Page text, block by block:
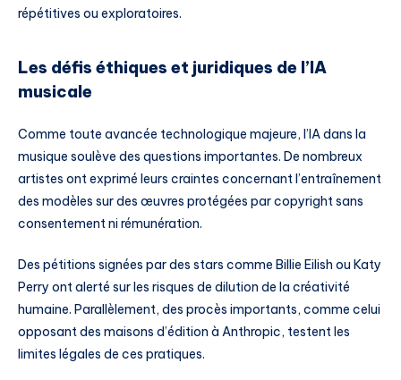
répétitives ou exploratoires.
Les défis éthiques et juridiques de l’IA
musicale
Comme toute avancée technologique majeure, l’IA dans la
musique soulève des questions importantes. De nombreux
artistes ont exprimé leurs craintes concernant l’entraînement
des modèles sur des œuvres protégées par copyright sans
consentement ni rémunération.
Des pétitions signées par des stars comme Billie Eilish ou Katy
Perry ont alerté sur les risques de dilution de la créativité
humaine. Parallèlement, des procès importants, comme celui
opposant des maisons d’édition à Anthropic, testent les
limites légales de ces pratiques.